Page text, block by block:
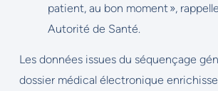
patient, au bon moment »,
Autorité de Santé.
Les données issues du séquençage
dossier médical électronique